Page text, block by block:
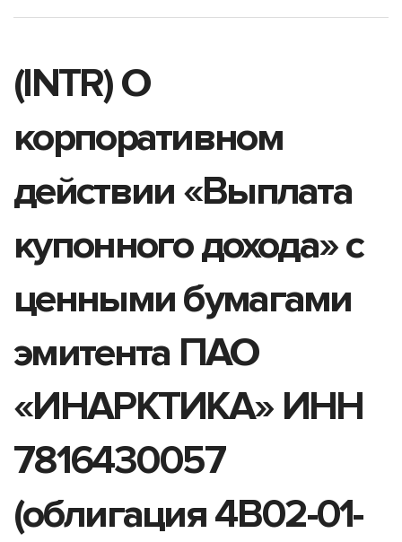
(INTR) О
корпоративном
действии «Выплата
купонного дохода» с
ценными бумагами
эмитента ПАО
«ИНАРКТИКА» ИНН
7816430057
(облигация 4B02-01-